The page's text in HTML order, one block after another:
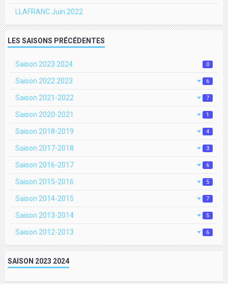
LLAFRANC Juin 2022
LES SAISONS PRÉCÉDENTES
Saison 2023 2024 0
Saison 2022 2023 6
Saison 2021-2022 7
Saison 2020-2021 1
Saison 2018-2019 4
Saison 2017-2018 3
Saison 2016-2017 6
Saison 2015-2016 5
Saison 2014-2015 7
Saison 2013-2014 5
Saison 2012-2013 6
SAISON 2023 2024